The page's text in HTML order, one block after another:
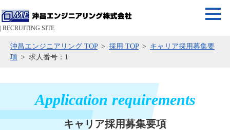
| RECRUITING SITE
沖昌エンジニアリング TOP 採用 TOP
キャリア採用募集要
項
求人番号：1
Application requirements
キャリア採用募集要項